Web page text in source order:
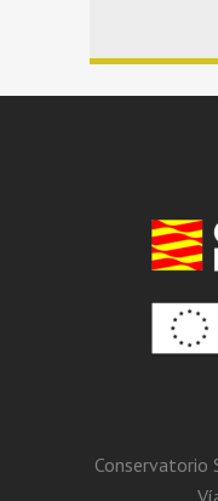
Conservatorio